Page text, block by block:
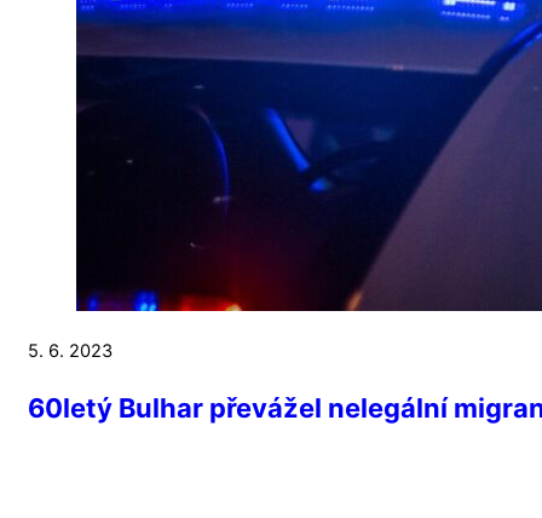
5. 6. 2023
60letý Bulhar převážel nelegální